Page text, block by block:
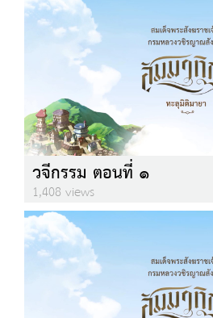
วจีกรรม ตอนที่ ๑
1,408 views